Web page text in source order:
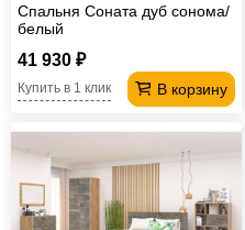
Спальня Соната дуб сонома/
белый
41 930 ₽
В корзину
Купить в 1 клик